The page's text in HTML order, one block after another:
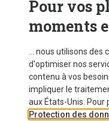
Maillot Debut Merino Air
L XL
Pour vos
moments
... nous utilisons
d'optimiser nos
contenu à vos
impliquer le
aux États-Unis.
Protection des